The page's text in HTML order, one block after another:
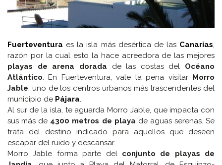
Fuerteventura es la isla más desértica de lasCanarias,
razón por la cual esto la hace acreedora de las mejores
playas de arena dorada de las costas del Océano
Atlántico. En Fuerteventura, vale la pena visitar
Morro
Jable, uno de los centros urbanos más trascendentes del
municipio de Pájara.
Al sur de la isla, te aguarda Morro Jable, que impacta con
sus más de 4300 metros de playa de aguas serenas. Se
trata del destino indicado para aquellos que deseen
escapar del ruido y descansar.
Morro Jable forma parte del conjunto de playas de